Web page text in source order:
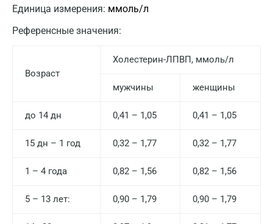
Единица измерения: ммоль/л
Референсные значения:
Возраст
Холестерин-ЛПВП, ммоль/л
мужчины женщины
до 14 дн 0,41 – 1,05 0,41 – 1,05
15 дн – 1 год 0,32 – 1,77 0,32 – 1,77
1 – 4 года 0,82 – 1,56 0,82 – 1,56
5 – 13 лет: 0,90 – 1,79 0,90 – 1,79